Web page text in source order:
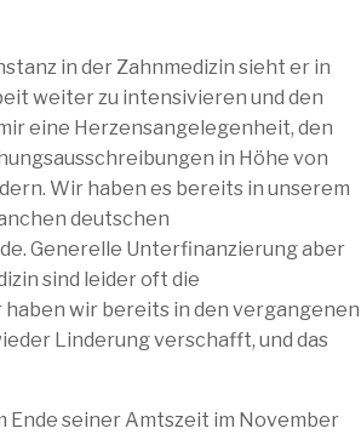
in der Zahnmedizin sieht er in
weiter zu intensivieren und den
eine Herzensangelegenheit, den
in Höhe von
Wir haben es bereits in unserem
deutschen
Generelle Unterfinanzierung aber
sind leider oft die
wir bereits in den vergangenen
Linderung verschafft, und das
Ende seiner Amtszeit im November